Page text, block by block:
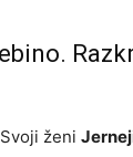
ženi